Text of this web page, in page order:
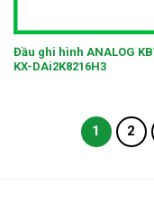
Đầu ghi hình ANALOG
KX-DAi2K8216H3
1 2